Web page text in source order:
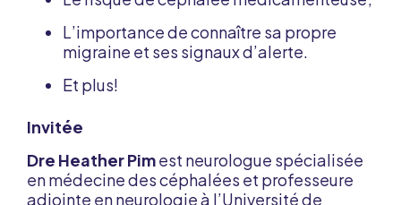
L’importance de connaître sa propre
migraine et ses signaux d’alerte.
Et plus!
Invitée
Dre Heather Pimest neurologue spécialisée
en médecine des céphalées et professeure
adjointe en neurologie à l’Université de